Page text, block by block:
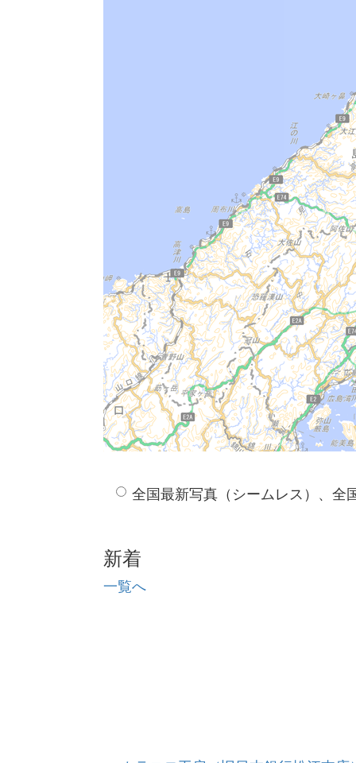
全国最新写真（シームレス）、全
新着
一覧へ